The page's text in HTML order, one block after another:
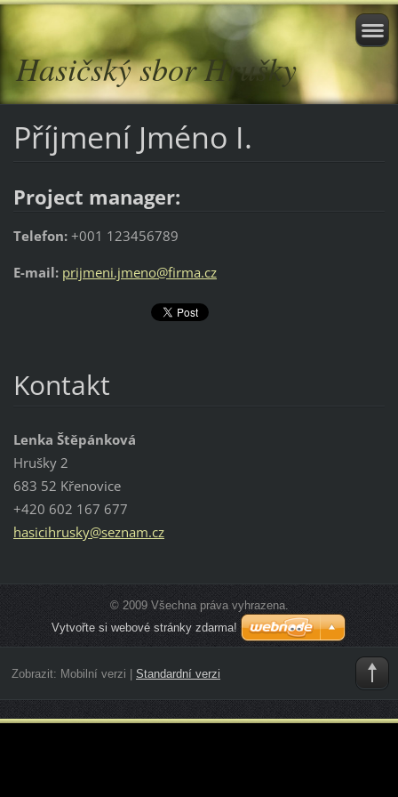
Hasičský sbor Hrušky
Příjmení Jméno I.
Project manager:
Telefon:+001 123456789
E-mail: prijmeni.jmeno@firma.cz
Kontakt
Lenka Štěpánková
Hrušky 2
683 52 Křenovice
+420 602 167 677
hasicihrusky@seznam.cz
© 2009 Všechna práva vyhrazena.
Vytvořte si webové stránky zdarma!
Zobrazit: Mobilní verzi Standardní verzi